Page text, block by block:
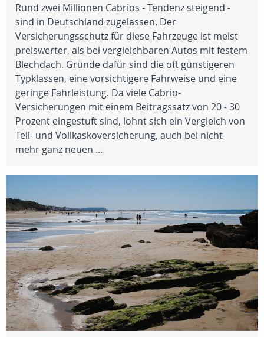
Rund zwei Millionen Cabrios - Tendenz steigend -
sind in Deutschland zugelassen. Der
Versicherungsschutz für diese Fahrzeuge ist meist
preiswerter, als bei vergleichbaren Autos mit festem
Blechdach. Gründe dafür sind die oft günstigeren
Typklassen, eine vorsichtigere Fahrweise und eine
geringe Fahrleistung. Da viele Cabrio-
Versicherungen mit einem Beitragssatz von 20 - 30
Prozent eingestuft sind, lohnt sich ein Vergleich von
Teil- und Vollkaskoversicherung, auch bei nicht
mehr ganz neuen ...